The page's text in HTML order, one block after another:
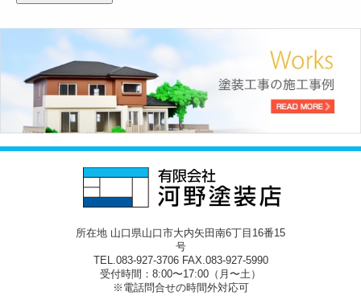
所在地 山口県山口市大内矢田南6丁目16番15
号
TEL.083-927-3706 FAX.083-927-5990
受付時間：8:00〜17:00（月〜土）
※電話問合せの時間外対応可